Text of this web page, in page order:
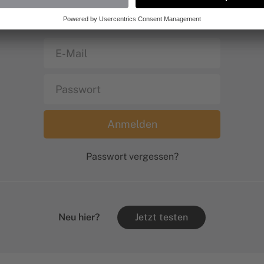
deinen Benutzernamen und das Passwort ein, um dich
Website anzumelden.
Passwort vergessen?
Neu hier? Jetzt testen